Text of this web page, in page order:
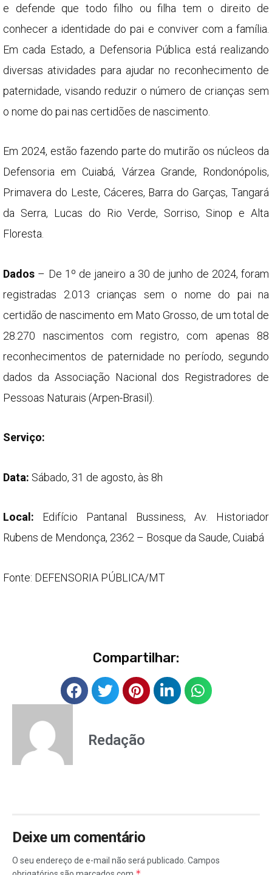
e defende que todo filho ou filha tem o direito de
conhecer a identidade do pai e conviver com a família.
Em cada Estado, a Defensoria Pública está realizando
diversas atividades para ajudar no reconhecimento de
paternidade, visando reduzir o número de crianças sem
o nome do pai nas certidões de nascimento.
Em 2024, estão fazendo parte do mutirão os núcleos da
Defensoria em Cuiabá, Várzea Grande, Rondonópolis,
Primavera do Leste, Cáceres, Barra do Garças, Tangará
da Serra, Lucas do Rio Verde, Sorriso, Sinop e Alta
Floresta.
Dados – De 1º de janeiro a 30 de junho de 2024, foram
registradas 2.013 crianças sem o nome do pai na
certidão de nascimento em Mato Grosso, de um total de
28.270 nascimentos com registro, com apenas 88
reconhecimentos de paternidade no período, segundo
dados da Associação Nacional dos Registradores de
Pessoas Naturais (Arpen-Brasil).
Serviço:
Data: Sábado, 31 de agosto, às 8h
Local: Edifício Pantanal Bussiness, Av. Historiador
Rubens de Mendonça, 2362 – Bosque da Saude, Cuiabá
Fonte: DEFENSORIA PÚBLICA/MT
Compartilhar:
Redação
Deixe um comentário
O seu endereço de e-mail não será publicado. Campos